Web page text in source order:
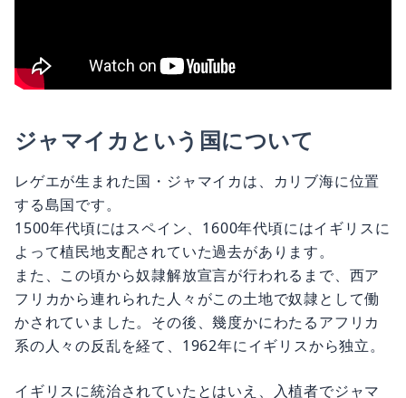
ジャマイカという国について
レゲエが生まれた国・ジャマイカは、カリブ海に位置
する島国です。
1500年代頃にはスペイン、1600年代頃にはイギリスに
よって植民地支配されていた過去があります。
また、この頃から奴隷解放宣言が行われるまで、西ア
フリカから連れられた人々がこの土地で奴隷として働
かされていました。その後、幾度かにわたるアフリカ
系の人々の反乱を経て、1962年にイギリスから独立。
イギリスに統治されていたとはいえ、入植者でジャマ